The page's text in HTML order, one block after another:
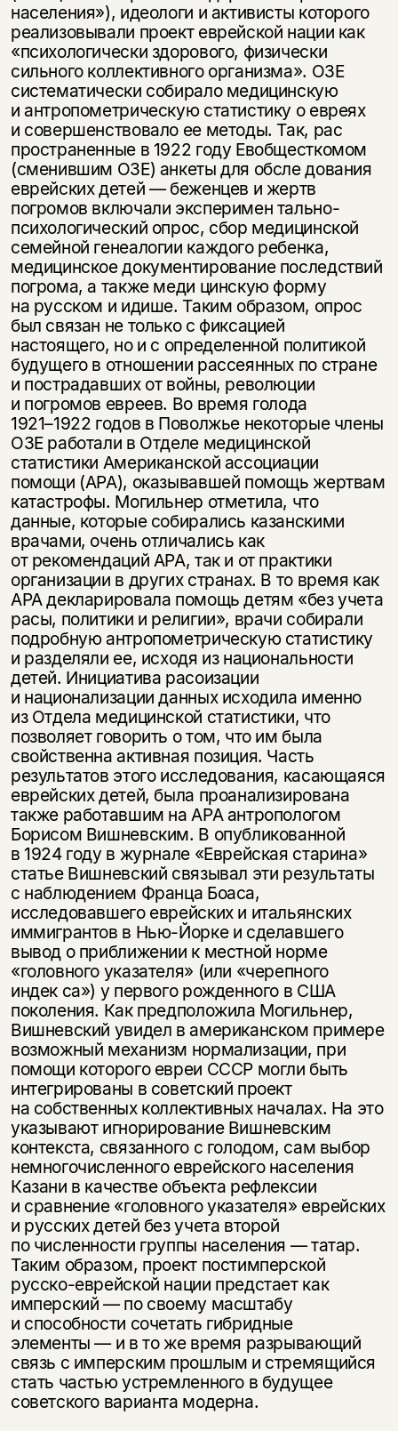
населения»), идеологи и активисты которого
реализовывали проект еврейской нации как
«психологически здорового, физически
сильного коллективного организма». ОЗЕ
систематически собирало медицинскую
и антропометрическую статистику о евреях
и совершенствовало ее методы. Так, рас
пространенные в 1922 году Евобщесткомом
(сменившим ОЗЕ) анкеты для обсле дования
еврейских детей — беженцев и жертв
погромов включали эксперимен тально-
психологический опрос, сбор медицинской
семейной генеалогии каждого ребенка,
медицинское документирование последствий
погрома, а также меди цинскую форму
на русском и идише. Таким образом, опрос
был связан не только с фиксацией
настоящего, но и с определенной политикой
будущего в отношении рассеянных по стране
и пострадавших от войны, революции
и погромов евреев. Во время голода
1921–1922 годов в Поволжье некоторые члены
ОЗЕ работали в Отделе медицинской
статистики Американской ассоциации
помощи (АРА), оказывавшей помощь жертвам
катастрофы. Могильнер отметила, что
данные, которые собирались казанскими
врачами, очень отличались как
от рекомендаций АРА, так и от практики
организации в других странах. В то время как
АРА декларировала помощь детям «без учета
расы, политики и религии», врачи собирали
подробную антропометрическую статистику
и разделяли ее, исходя из национальности
детей. Инициатива расоизации
и национализации данных исходила именно
из Отдела медицинской статистики, что
позволяет говорить о том, что им была
свойственна активная позиция. Часть
результатов этого исследования, касающаяся
еврейских детей, была проанализирована
также работавшим на АРА антропологом
Борисом Вишневским. В опубликованной
в 1924 году в журнале «Еврейская старина»
статье Вишневский связывал эти результаты
с наблюдением Франца Боаса,
исследовавшего еврейских и итальянских
иммигрантов в Нью-Йорке и сделавшего
вывод о приближении к местной норме
«головного указателя» (или «черепного
индек са») у первого рожденного в США
поколения. Как предположила Могильнер,
Вишневский увидел в американском примере
возможный механизм нормализации, при
помощи которого евреи СССР могли быть
интегрированы в советский проект
на собственных коллективных началах. На это
указывают игнорирование Вишневским
контекста, связанного с голодом, сам выбор
немногочисленного еврейского населения
Казани в качестве объекта рефлексии
и сравнение «головного указателя» еврейских
и русских детей без учета второй
по численности группы населения — татар.
Таким образом, проект постимперской
русско-еврейской нации предстает как
имперский — по своему масштабу
и способности сочетать гибридные
элементы — и в то же время разрывающий
связь с имперским прошлым и стремящийся
стать частью устремленного в будущее
советского варианта модерна.